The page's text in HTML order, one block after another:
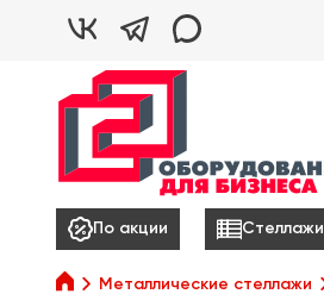
 
По акции Стеллажи
 Металлические стеллажи